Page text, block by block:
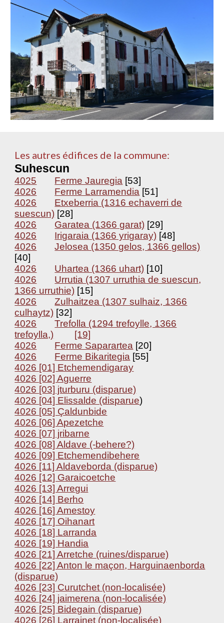
Les autres édifices de la commune:
Suhescun
4025 Ferme Jauregia [53]
4026
Ferme Larramendia [51]
4026
Etxeberria (1316 echaverri de
suescun) [28]
4026
Garatea (1366 garat) [29]
4026
Irigaraia (1366 yrigaray) [48]
4026
Jelosea (1350 gelos, 1366 gellos)
[40]
4026
Uhartea (1366 uhart) [10]
4026
Urrutia (1307 urruthia de suescun,
1366 urruthie) [15]
4026
Zulhaitzea (1307 sulhaiz, 1366
culhaytz) [32]
4026
Trefolla (1294 trefoylle, 1366
trefoylla,)
[19]
4026
Ferme Saparartea [20]
4026
Ferme Bikaritegia [55]
4026 [01] Etchemendigaray
4026 [02] Aguerre
4026 [03] jturburu (disparue)
4026 [04] Elissalde (disparue)
4026 [05] Çaldunbide
4026 [06] Apezetche
4026 [07] jribarne
4026 [08] Aldave (-behere?)
4026 [09] Etchemendibehere
4026 [11] Aldaveborda (disparue)
4026 [12] Garaicoetche
4026 [13] Arregui
4026 [14] Berho
4026 [16] Amestoy
4026 [17] Oihanart
4026 [18] Larranda
4026 [19] Handia
4026 [21] Arretche (ruines/disparue)
4026 [22] Anton le maçon, Harguinaenborda
(disparue)
4026 [23] Curutchet (non-localisée)
4026 [24] jaimerena (non-localisée)
4026 [25] Bidegain (disparue)
4026 [26] Larrainet (non-localisée)